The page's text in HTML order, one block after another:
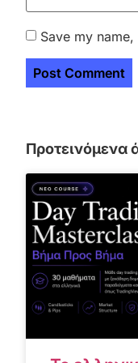
Save my
Προτεινόμενα